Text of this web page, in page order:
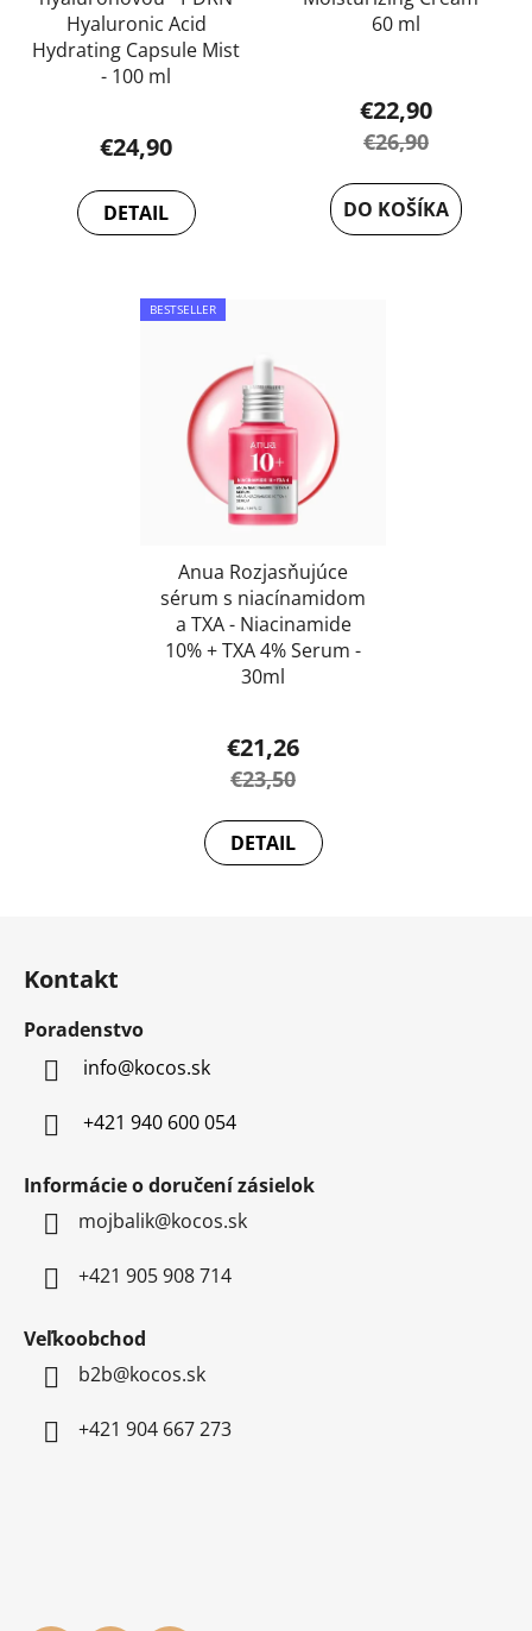
Hyaluronic Acid
Hydrating Capsule Mist
- 100 ml
€24,90
DETAIL
60 ml
€22,90
€26,90
DO KOŠÍKA
BESTSELLER
Anua Rozjasňujúce
sérum s niacínamidom
a TXA - Niacinamide
10% + TXA 4% Serum -
30ml
€21,26
€23,50
DETAIL
Kontakt
Poradenstvo
info@kocos.sk
+421 940 600 054
Informácie o doručení zásielok
mojbalik@kocos.sk
+421 905 908 714
Veľkoobchod
b2b@kocos.sk
+421 904 667 273